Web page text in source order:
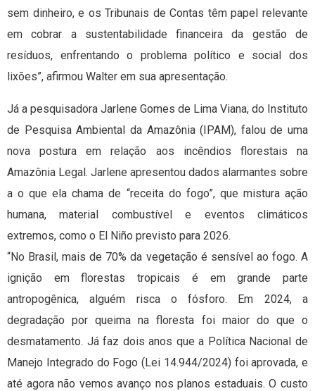
sem dinheiro, e os Tribunais de Contas têm papel relevante
em cobrar a sustentabilidade financeira da gestão de
resíduos, enfrentando o problema político e social dos
lixões”, afirmou Walter em sua apresentação.
Já a pesquisadora Jarlene Gomes de Lima Viana, do Instituto
de Pesquisa Ambiental da Amazônia (IPAM), falou de uma
nova postura em relação aos incêndios florestais na
Amazônia Legal. Jarlene apresentou dados alarmantes sobre
a o que ela chama de “receita do fogo”, que mistura ação
humana, material combustível e eventos climáticos
extremos, como o El Niño previsto para 2026.
“No Brasil, mais de 70% da vegetação é sensível ao fogo. A
ignição em florestas tropicais é em grande parte
antropogênica, alguém risca o fósforo. Em 2024, a
degradação por queima na floresta foi maior do que o
desmatamento. Já faz dois anos que a Política Nacional de
Manejo Integrado do Fogo (Lei 14.944/2024) foi aprovada, e
até agora não vemos avanço nos planos estaduais. O custo